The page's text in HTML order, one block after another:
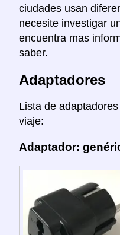
ciudades usan
necesite investigar
encuentra mas
saber.
Adaptadores
Lista de
viaje:
Adaptador: